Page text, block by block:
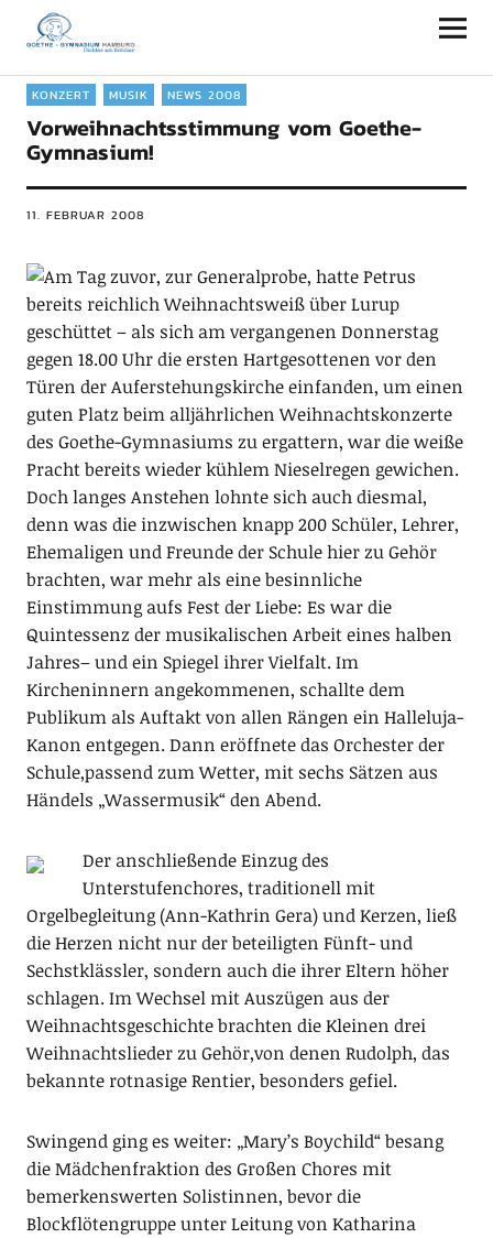
Goethe-Gymnasium Hamburg
KONZERT MUSIK NEWS 2008
Vorweihnachtsstimmung vom Goethe-
Gymnasium!
11. FEBRUAR 2008
Am Tag zuvor, zur Generalprobe, hatte Petrus
bereits reichlich Weihnachtsweiß über Lurup
geschüttet – als sich am vergangenen Donnerstag
gegen 18.00 Uhr die ersten Hartgesottenen vor den
Türen der Auferstehungskirche einfanden, um einen
guten Platz beim alljährlichen Weihnachtskonzerte
des Goethe-Gymnasiums zu ergattern, war die weiße
Pracht bereits wieder kühlem Nieselregen gewichen.
Doch langes Anstehen lohnte sich auch diesmal,
denn was die inzwischen knapp 200 Schüler, Lehrer,
Ehemaligen und Freunde der Schule hier zu Gehör
brachten, war mehr als eine besinnliche
Einstimmung aufs Fest der Liebe: Es war die
Quintessenz der musikalischen Arbeit eines halben
Jahres– und ein Spiegel ihrer Vielfalt. Im
Kircheninnern angekommenen, schallte dem
Publikum als Auftakt von allen Rängen ein Halleluja-
Kanon entgegen. Dann eröffnete das Orchester der
Schule,passend zum Wetter, mit sechs Sätzen aus
Händels „Wassermusik“ den Abend.
Der anschließende Einzug des
Unterstufenchores, traditionell mit
Orgelbegleitung (Ann-Kathrin Gera) und Kerzen, ließ
die Herzen nicht nur der beteiligten Fünft- und
Sechstklässler, sondern auch die ihrer Eltern höher
schlagen. Im Wechsel mit Auszügen aus der
Weihnachtsgeschichte brachten die Kleinen drei
Weihnachtslieder zu Gehör,von denen Rudolph, das
bekannte rotnasige Rentier, besonders gefiel.
Swingend ging es weiter: „Mary’s Boychild“ besang
die Mädchenfraktion des Großen Chores mit
bemerkenswerten Solistinnen, bevor die
Blockflötengruppe unter Leitung von Katharina